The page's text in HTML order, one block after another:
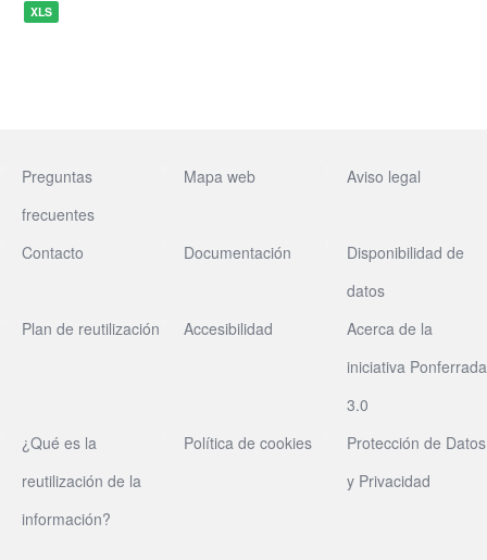
XLS
Preguntas
frecuentes
Mapa web Aviso legal
Contacto Documentación
Disponibilidad de
datos
Plan de reutilización
Accesibilidad
Acerca de la
iniciativa Ponferrada
3.0
¿Qué es la
reutilización de la
información?
Política de cookies
Protección de Datos
y Privacidad